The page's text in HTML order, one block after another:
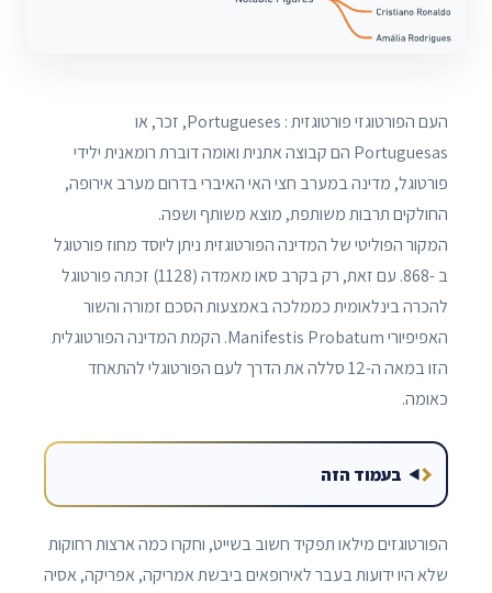
העם הפורטוגזי פורטוגזית : Portugueses, זכר, או
Portuguesas הם קבוצה אתנית ואומה דוברת רומאנית ילידי
פורטוגל, מדינה במערב חצי האי האיברי בדרום מערב אירופה,
החולקים תרבות משותפת, מוצא משותף ושפה.
המקור הפוליטי של המדינה הפורטוגזית ניתן ליוסד מחוז פורטוגל
ב -868. עם זאת, רק בקרב סאו מאמדה (1128) זכתה פורטוגל
להכרה בינלאומית כממלכה באמצעות הסכם זמורה והשור
האפיפיורי Manifestis Probatum. הקמת המדינה הפורטוגלית
הזו במאה ה-12 סללה את הדרך לעם הפורטוגלי להתאחד
כאומה.
בעמוד הזה
הפורטוגזים מילאו תפקיד חשוב בשייט, וחקרו כמה ארצות רחוקות
שלא היו ידועות בעבר לאירופאים ביבשת אמריקה, אפריקה, אסיה